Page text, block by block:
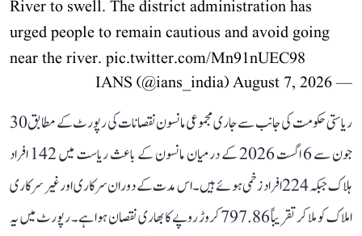
River to swell. The district administration has
urged people to remain cautious and avoid going
near the river. pic.twitter.com/Mn91nUEC98
— IANS (@ians_india)
August 7, 2026
ریاستی حکومت کی جانب سے جاری مجموعی مانسون نقصانات کی رپورٹ کے مطابق 30
جون سے 6 اگست 2026 کے درمیان مانسون کے باعث ریاست میں 142 افراد
ہلاک جبکہ 224 افراد زخمی ہوئے ہیں۔ اس مدت کے دوران سرکاری اور غیر سرکاری
املاک کو ملا کر تقریباً 797.86 کروڑ روپے کا بھاری نقصان ہوا ہے۔ رپورٹ میں یہ